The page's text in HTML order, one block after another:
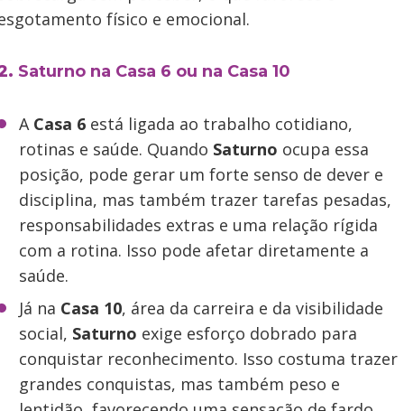
físico e emocional.
Saturno na Casa 6 ou na Casa 10
A Casa 6 está ligada ao trabalho cotidiano,
rotinas e saúde. Quando Saturno ocupa essa
posição, pode gerar um forte senso de dever e
disciplina, mas também trazer tarefas pesadas,
responsabilidades extras e uma relação rígida
com a rotina. Isso pode afetar diretamente a
saúde.
Já na Casa 10, área da carreira e da visibilidade
social, Saturno exige esforço dobrado para
conquistar reconhecimento. Isso costuma trazer
grandes conquistas, mas também peso e